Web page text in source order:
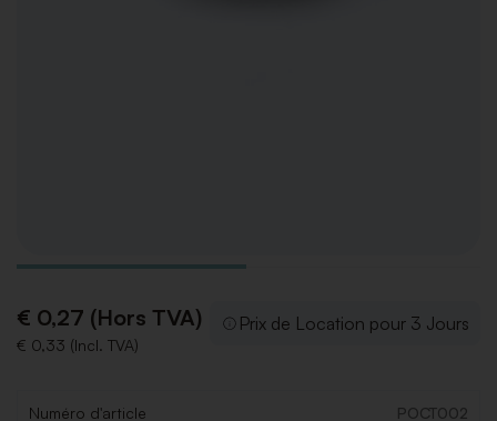
€ 0,27 (Hors TVA)
€ 0,33 (Incl. TVA)
Prix de Location pour 3 Jours
Numéro d'article POCT002